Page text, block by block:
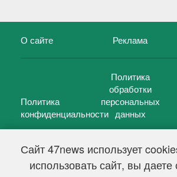
Сайт 47news использует
использовать сайт, вы даете
О сайте Реклама
Политика
конфиденциальности
Политика
обработки
персональных
данных
47 новостей (47 news)2005 — 2026 г.